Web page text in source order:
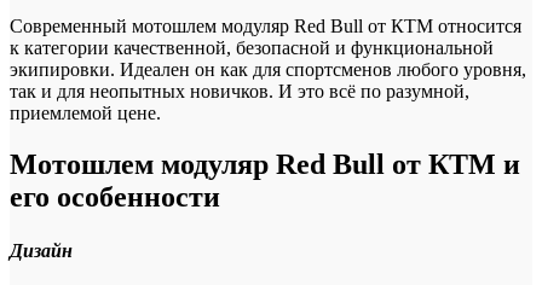
Современный мотошлем модуляр Red Bull от КТМ относится
к категории качественной, безопасной и функциональной
экипировки. Идеален он как для спортсменов любого уровня,
так и для неопытных новичков. И это всё по разумной,
приемлемой цене.
Мотошлем модуляр Red Bull от КТМ и
его особенности
Дизайн